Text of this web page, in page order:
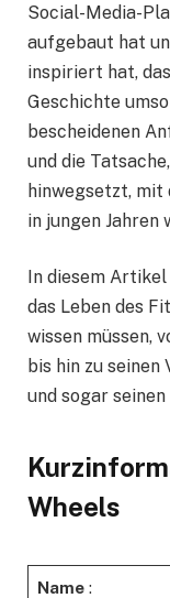
Social-Media-
aufgebaut hat
inspiriert hat,
Geschichte
bescheidenen
und die
hinwegsetzt,
in jungen
In diesem
das Leben des
wissen müssen,
bis hin zu
und sogar
Wheels
Name: